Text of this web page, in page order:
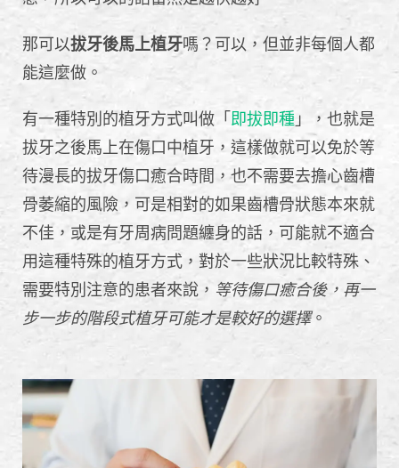
那可以拔牙後馬上植牙嗎？可以，但並非每個人都
能這麼做。
有一種特別的植牙方式叫做「 即拔即種 」，也就是
拔牙之後馬上在傷口中植牙，這樣做就可以免於等
待漫長的拔牙傷口癒合時間，也不需要去擔心齒槽
骨萎縮的風險，可是相對的如果齒槽骨狀態本來就
不佳，或是有牙周病問題纏身的話，可能就不適合
用這種特殊的植牙方式，對於一些狀況比較特殊、
需要特別注意的患者來說， 等待傷口癒合後，再一
步一步的階段式植牙可能才是較好的選擇。